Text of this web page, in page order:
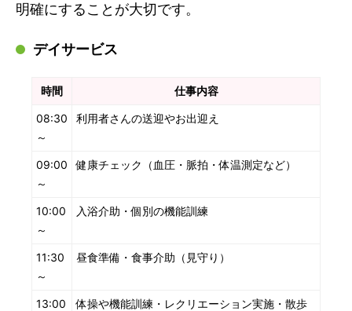
明確にすることが大切です。
デイサービス
時間 仕事内容
08:30
～
利用者さんの送迎やお出迎え
09:00
～
健康チェック（血圧・脈拍・体温測定など）
10:00
～
入浴介助・個別の機能訓練
11:30
～
昼食準備・食事介助（見守り）
13:00
体操や機能訓練・レクリエーション実施・散歩